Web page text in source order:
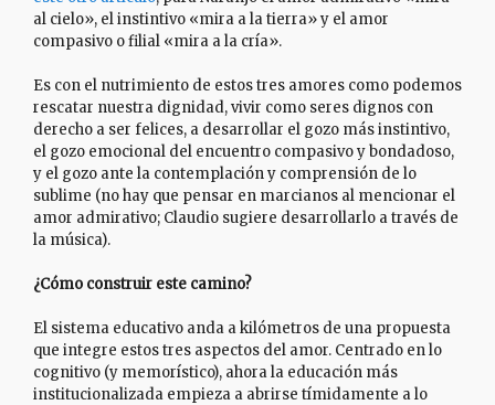
al cielo», el instintivo «mira a la tierra» y el amor
compasivo o filial «mira a la cría».
Es con el nutrimiento de estos tres amores como podemos
rescatar nuestra dignidad, vivir como seres dignos con
derecho a ser felices, a desarrollar el gozo más instintivo,
el gozo emocional del encuentro compasivo y bondadoso,
y el gozo ante la contemplación y comprensión de lo
sublime (no hay que pensar en marcianos al mencionar el
amor admirativo; Claudio sugiere desarrollarlo a través de
la música).
¿Cómo construir este camino?
El sistema educativo anda a kilómetros de una propuesta
que integre estos tres aspectos del amor. Centrado en lo
cognitivo (y memorístico), ahora la educación más
institucionalizada empieza a abrirse tímidamente a lo